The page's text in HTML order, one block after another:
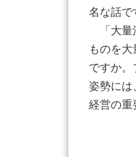
名な話で
「大量
ものを
ですか。
姿勢には
経営の重